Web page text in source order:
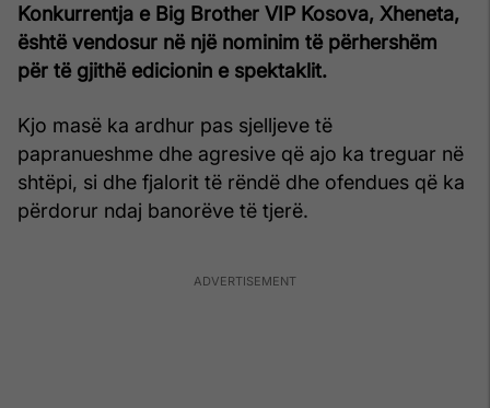
Konkurrentja e Big Brother VIP Kosova, Xheneta,
është vendosur në një nominim të përhershëm
për të gjithë edicionin e spektaklit.
Kjo masë ka ardhur pas sjelljeve të
papranueshme dhe agresive që ajo ka treguar në
shtëpi, si dhe fjalorit të rëndë dhe ofendues që ka
përdorur ndaj banorëve të tjerë.